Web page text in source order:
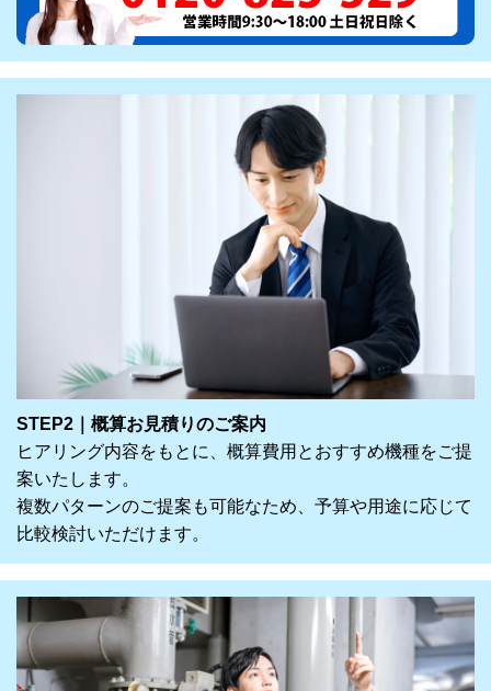
STEP2｜概算お見積りのご案内
ヒアリング内容をもとに、概算費用とおすすめ機種をご提
案いたします。
複数パターンのご提案も可能なため、予算や用途に応じて
比較検討いただけます。